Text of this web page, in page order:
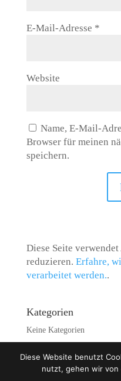
E-Mail-Adresse *
Website
Name, E-Mail-
Browser für meinen
speichern.
Diese Seite
reduzieren. Erfahre,
verarbeitet werden..
Kategorien
Keine Kategorien
Diese Website benutzt
nutzt, gehen wir von